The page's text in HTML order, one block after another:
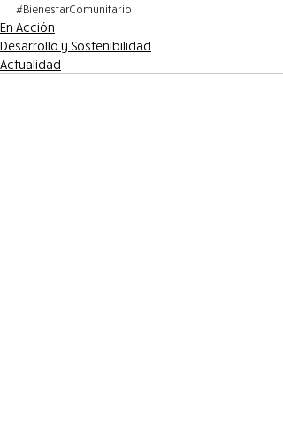
#BienestarComunitario
En Acción
Desarrollo y Sostenibilidad
Actualidad